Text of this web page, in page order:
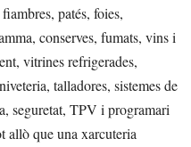
patés, foies,
conserves, fumats, vins i
vitrines refrigerades,
talladores, sistemes de
seguretat, TPV i programari
allò que una xarcuteria